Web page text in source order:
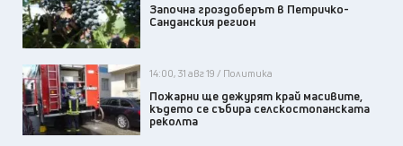
Започна гроздоберът в Петричко-
Санданския регион
14:00, 31 авг 19 / Политика
Пожарни ще дежурят край масивите,
където се събира селскостопанската
реколта